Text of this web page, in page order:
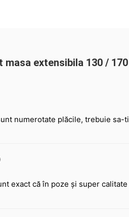
masa extensibila 130 /
numerotate plăcile, trebuie
exact că în poze și super